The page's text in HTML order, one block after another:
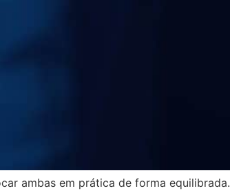
ambas em prática de forma equilibrada.